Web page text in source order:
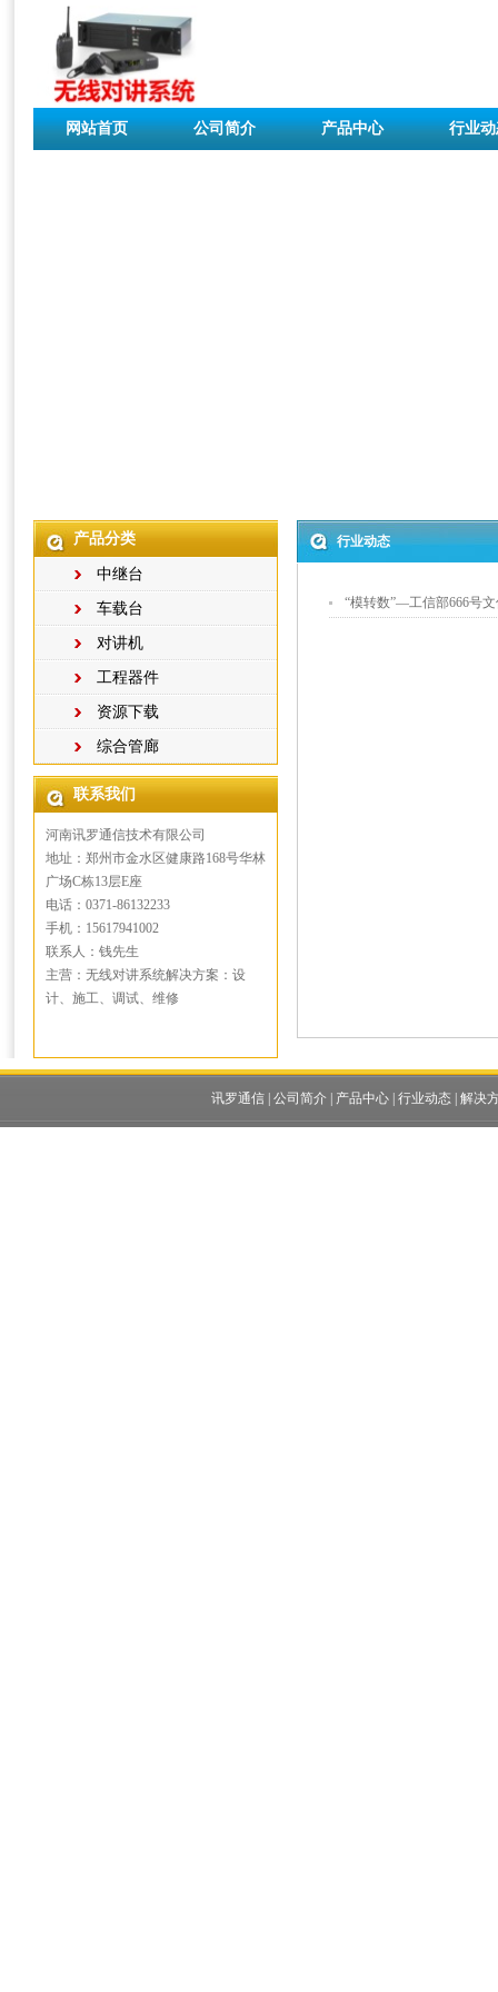
网站首页 公司简介 产品中心 行业
产品分类
中继台
车载台
对讲机
工程器件
资源下载
综合管廊
联系我们
河南讯罗通信技术有限公司
地址：郑州市金水区健康路168号华林
广场C栋13层E座
电话：0371-86132233
手机：15617941002
联系人：钱先生
主营：无线对讲系统解决方案：设
计、施工、调试、维修
行业动态
“模转数”—工信部666号文
讯罗通信| 公司简介| 产品中心| 行业动态| 解决